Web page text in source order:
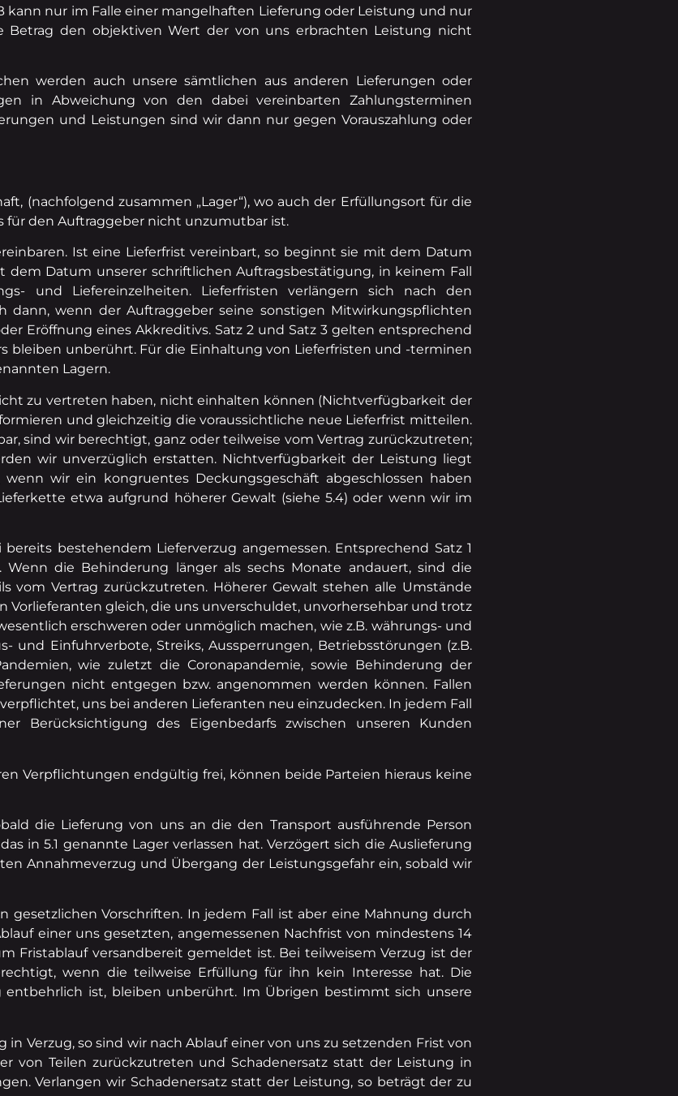
kann nur im Falle einer mangelhaften Lieferung oder Leistung und nur
den objektiven Wert der von uns erbrachten Leistung nicht
werden auch unsere sämtlichen aus anderen Lieferungen oder
in Abweichung von den dabei vereinbarten Zahlungsterminen
und Leistungen sind wir dann nur gegen Vorauszahlung oder
(nachfolgend zusammen „Lager“), wo auch der Erfüllungsort für die
für den Auftraggeber nicht unzumutbar ist.
Ist eine Lieferfrist vereinbart, so beginnt sie mit dem Datum
Datum unserer schriftlichen Auftragsbestätigung, in keinem Fall
und Liefereinzelheiten. Lieferfristen verlängern sich nach den
dann, wenn der Auftraggeber seine sonstigen Mitwirkungspflichten
Eröffnung eines Akkreditivs. Satz 2 und Satz 3 gelten entsprechend
bleiben unberührt. Für die Einhaltung von Lieferfristen und -terminen
Lagern.
zu vertreten haben, nicht einhalten können (Nichtverfügbarkeit der
und gleichzeitig die voraussichtliche neue Lieferfrist mitteilen.
sind wir berechtigt, ganz oder teilweise vom Vertrag zurückzutreten;
wir unverzüglich erstatten. Nichtverfügbarkeit der Leistung liegt
wir ein kongruentes Deckungsgeschäft abgeschlossen haben
etwa aufgrund höherer Gewalt (siehe 5.4) oder wenn wir im
bestehendem Lieferverzug angemessen. Entsprechend Satz 1
Wenn die Behinderung länger als sechs Monate andauert, sind die
vom Vertrag zurückzutreten. Höherer Gewalt stehen alle Umstände
gleich, die uns unverschuldet, unvorhersehbar und trotz
erschweren oder unmöglich machen, wie z.B. währungs- und
und Einfuhrverbote, Streiks, Aussperrungen, Betriebsstörungen (z.B.
wie zuletzt die Coronapandemie, sowie Behinderung der
nicht entgegen bzw. angenommen werden können. Fallen
uns bei anderen Lieferanten neu einzudecken. In jedem Fall
Berücksichtigung des Eigenbedarfs zwischen unseren Kunden
Verpflichtungen endgültig frei, können beide Parteien hieraus keine
die Lieferung von uns an die den Transport ausführende Person
in 5.1 genannte Lager verlassen hat. Verzögert sich die Auslieferung
Annahmeverzug und Übergang der Leistungsgefahr ein, sobald wir
Vorschriften. In jedem Fall ist aber eine Mahnung durch
einer uns gesetzten, angemessenen Nachfrist von mindestens 14
Fristablauf versandbereit gemeldet ist. Bei teilweisem Verzug ist der
wenn die teilweise Erfüllung für ihn kein Interesse hat. Die
entbehrlich ist, bleiben unberührt. Im Übrigen bestimmt sich unsere
Verzug, so sind wir nach Ablauf einer von uns zu setzenden Frist von
von Teilen zurückzutreten und Schadenersatz statt der Leistung in
Verlangen wir Schadenersatz statt der Leistung, so beträgt der zu